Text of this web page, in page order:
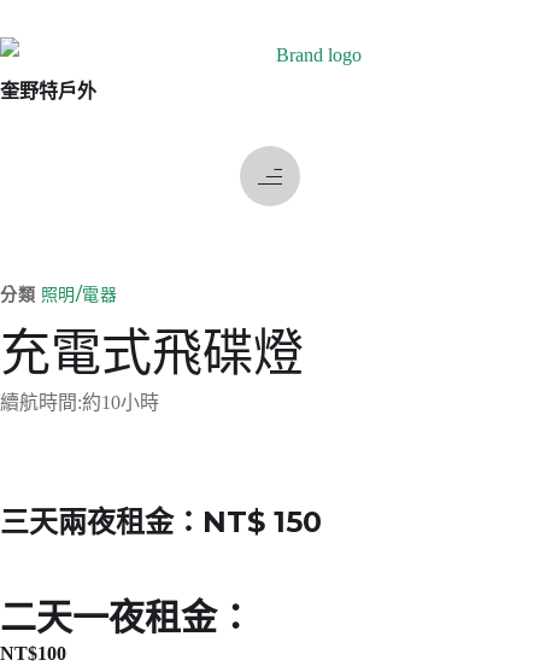
奎野特戶外
分類 照明/電器
充電式飛碟燈
續航時間:約10小時
三天兩夜租金：NT$ 150
二天一夜租金：
NT$100